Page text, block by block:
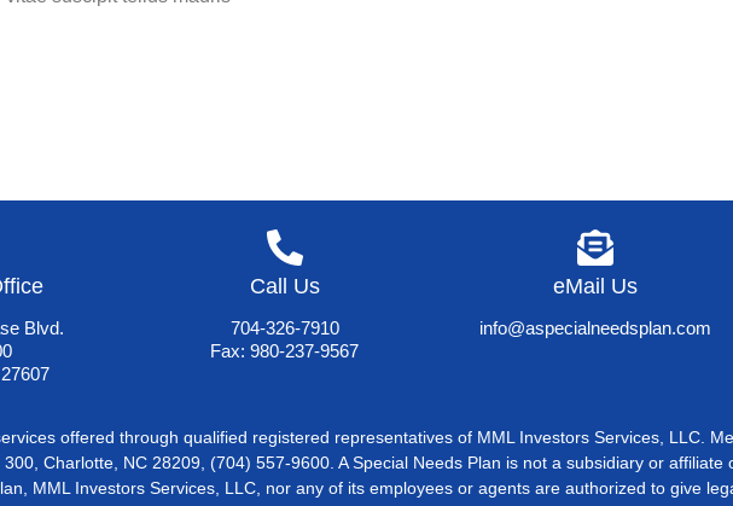
Blvd.
Call Us
704-326-7910
Fax: 980-237-9567
eMail Us
info@aspecialneedsplan.com
offered through qualified registered representatives of MML Investors Services, LLC.
Charlotte, NC 28209, (704) 557-9600. A Special Needs Plan is not a subsidiary or affiliate
MML Investors Services, LLC, nor any of its employees or agents are authorized to give